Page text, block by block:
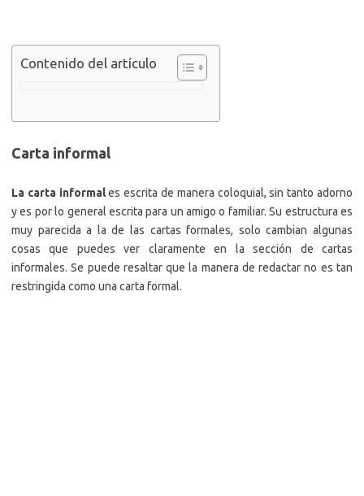
Contenido del artículo
Carta informal
La carta informales escrita de manera coloquial, sin tanto adorno
y es por lo general escrita para un amigo o familiar. Su estructura es
muy parecida a la de las cartas formales, solo cambian algunas
cosas que puedes ver claramente en la sección de cartas
informales. Se puede resaltar que la manera de redactar no es tan
restringida como una carta formal.